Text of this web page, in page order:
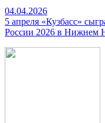
04.04.2026
5 апреля «Кузбасс»
России 2026 в Нижнем